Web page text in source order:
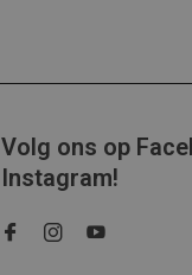
Volg ons op
Instagram!